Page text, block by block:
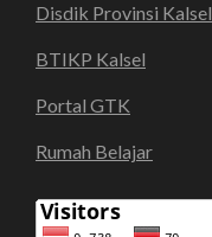
Disdik Provinsi Kalsel
BTIKP Kalsel
Portal GTK
Rumah Belajar